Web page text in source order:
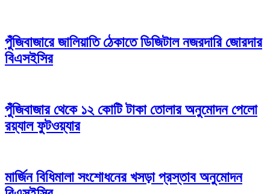
পুঁজিবাজারে জালিয়াতি ঠেকাতে ডিজিটাল নজরদারি জোরদার
বিএসইসির
পুঁজিবাজার থেকে ১২ কোটি টাকা তোলার অনুমোদন পেলো
রয়্যাল ফুটওয়্যার
মার্জিন বিধিমালা সংশোধনের খসড়া প্রস্তাব অনুমোদন